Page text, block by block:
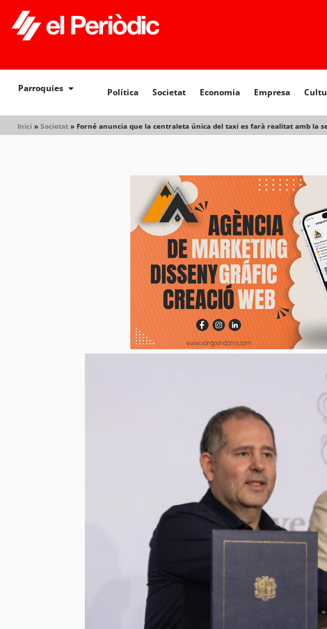
Parroquies Política Societat Economia Empresa
Inici » Societat » Forné anuncia que la centraleta única del taxi es farà realitat amb la
Política Societat